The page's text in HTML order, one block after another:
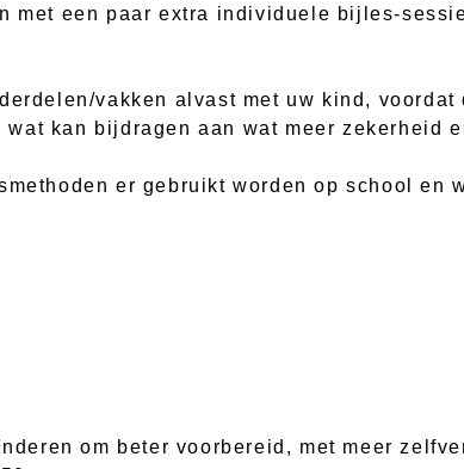
met een paar extra individuele bijles-
vakken alvast met uw kind, voordat
kan bijdragen aan wat meer zekerheid
er gebruikt worden op school en
om beter voorbereid, met meer